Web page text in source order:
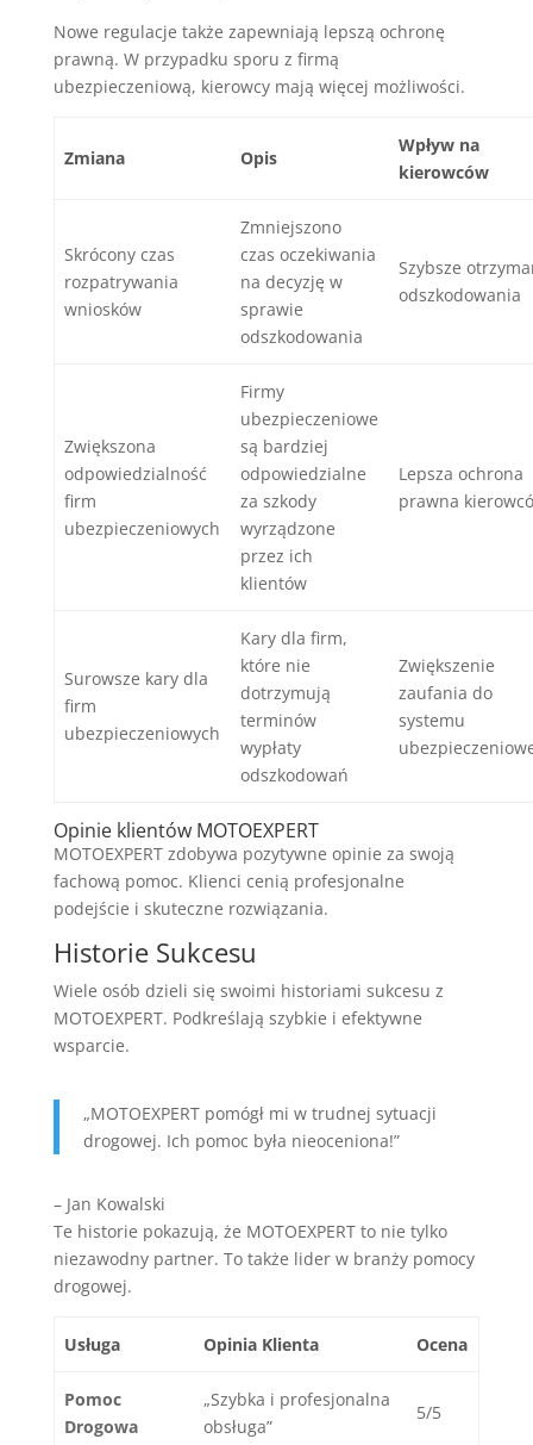
Nowe regulacje także zapewniają lepszą ochronę
prawną. W przypadku sporu z firmą
ubezpieczeniową, kierowcy mają więcej możliwości.
Zmiana Opis
Wpływ na
kierowców
Skrócony czas
rozpatrywania
wniosków
Zmniejszono
czas oczekiwania
na decyzję w
sprawie
odszkodowania
Szybsze
odszkodowania
Zwiększona
odpowiedzialność
firm
ubezpieczeniowych
Firmy
ubezpieczeniowe
są bardziej
odpowiedzialne
za szkody
wyrządzone
przez ich
klientów
Lepsza ochrona
prawna
Surowsze kary dla
firm
ubezpieczeniowych
Kary dla firm,
które nie
dotrzymują
terminów
wypłaty
odszkodowań
Zwiększenie
zaufania do
systemu
Opinie klientów MOTOEXPERT
MOTOEXPERT zdobywa pozytywne opinie za swoją
fachową pomoc. Klienci cenią profesjonalne
podejście i skuteczne rozwiązania.
Historie Sukcesu
Wiele osób dzieli się swoimi historiami sukcesu z
MOTOEXPERT. Podkreślają szybkie i efektywne
wsparcie.
„MOTOEXPERT pomógł mi w trudnej sytuacji
drogowej. Ich pomoc była nieoceniona!”
– Jan Kowalski
Te historie pokazują, że MOTOEXPERT to nie tylko
niezawodny partner. To także lider w branży pomocy
drogowej.
Usługa Opinia Klienta Ocena
Pomoc
Drogowa
„Szybka i profesjonalna
obsługa”
5/5